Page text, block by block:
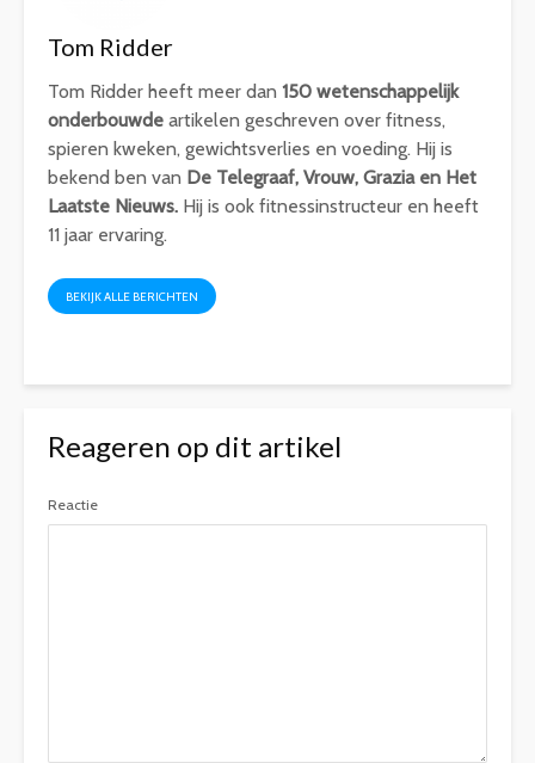
Tom Ridder
Tom Ridder heeft meer dan 150 wetenschappelijk
onderbouwde artikelen geschreven over fitness,
spieren kweken, gewichtsverlies en voeding. Hij is
bekend ben van De Telegraaf, Vrouw, Grazia en Het
Laatste Nieuws. Hij is ook fitnessinstructeur en heeft
11 jaar ervaring.
BEKIJK ALLE BERICHTEN
Reageren op dit artikel
Reactie